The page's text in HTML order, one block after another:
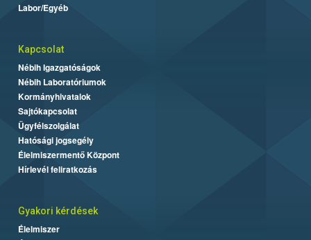
Labor/Egyéb
Kapcsolat
Nébih Igazgatóságok
Nébih Laboratóriumok
Kormányhivatalok
Sajtókapcsolat
Ügyfélszolgálat
Hatósági jogsegély
Élelmiszermentő Központ
Hírlevél feliratkozás
Gyakori kérdések
Élelmiszer